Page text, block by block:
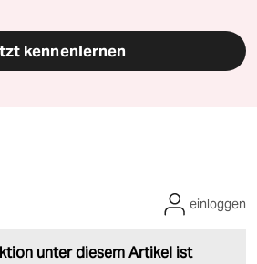
kennenlernen
unter diesem Artikel ist
einloggen